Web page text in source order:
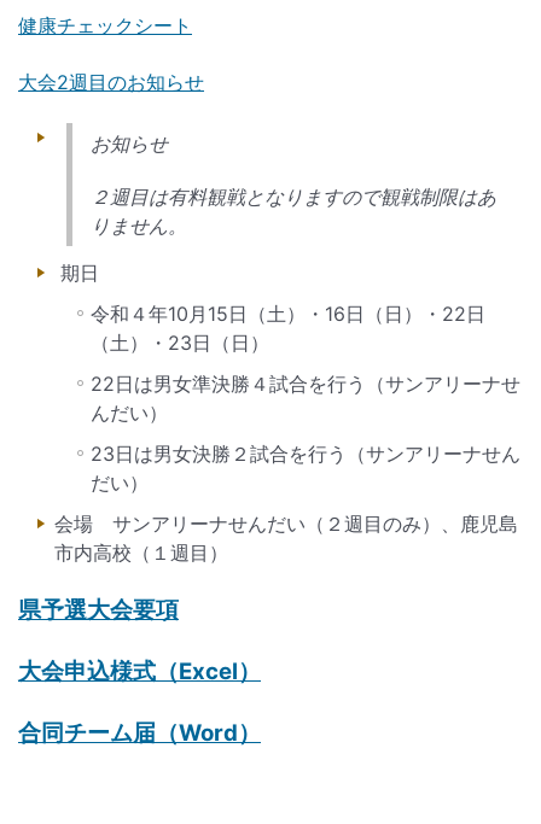
健康チェックシート
大会2週目のお知らせ
お知らせ
２週目は有料観戦となりますので観戦制限はあ
りません。
期日
令和４年10月15日（土）・16日（日）・22日
（土）・23日（日）
22日は男女準決勝４試合を行う（サンアリーナせ
んだい）
23日は男女決勝２試合を行う（サンアリーナせん
だい）
会場 サンアリーナせんだい（２週目のみ）、鹿児島
市内高校（１週目）
県予選大会要項
大会申込様式（Excel）
合同チーム届（Word）